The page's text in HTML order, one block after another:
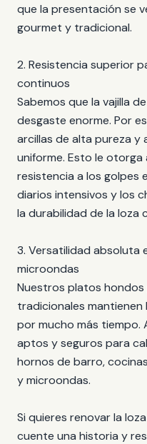
que la presentación se
gourmet y tradicional.
2. Resistencia superior
continuos
Sabemos que la vajilla
desgaste enorme. Por
arcillas de alta pureza y
uniforme. Esto le
resistencia a los golpes
diarios intensivos y los
la durabilidad de la loza
3. Versatilidad absoluta
microondas
Nuestros platos
tradicionales
por mucho más tiempo.
aptos y seguros para
hornos de barro,
y microondas.
Si quieres renovar la
cuente una historia y